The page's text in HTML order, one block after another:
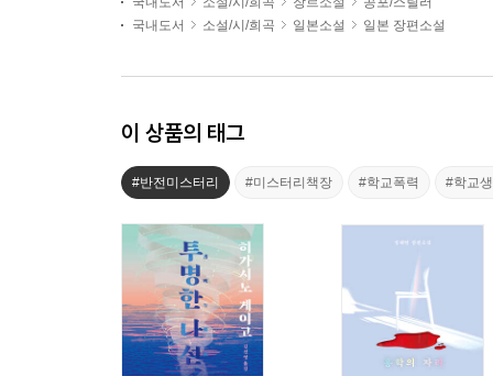
국내도서
소설/시/희곡 일본소설 일본 장편소설
이 상품의 태그
#반전미스터리 #미스터리책장 #학교폭력 #학교